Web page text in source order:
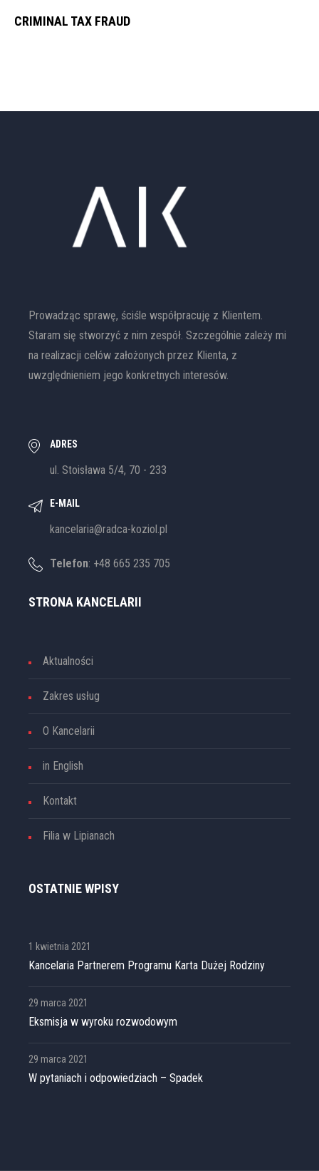
CRIMINAL TAX FRAUD
Prowadząc sprawę, ściśle współpracuję z Klientem.
Staram się stworzyć z nim zespół. Szczególnie zależy mi
na realizacji celów założonych przez Klienta, z
uwzględnieniem jego konkretnych interesów.
ADRES
ul. Stoisława 5/4, 70 - 233
E-MAIL
kancelaria@radca-koziol.pl
Telefon: +48 665 235 705
STRONA KANCELARII
Aktualności
Zakres usług
O Kancelarii
in English
Kontakt
Filia w Lipianach
OSTATNIE WPISY
Kancelaria Partnerem Programu Karta Dużej Rodziny
1 kwietnia 2021
Eksmisja w wyroku rozwodowym
29 marca 2021
W pytaniach i odpowiedziach – Spadek
29 marca 2021